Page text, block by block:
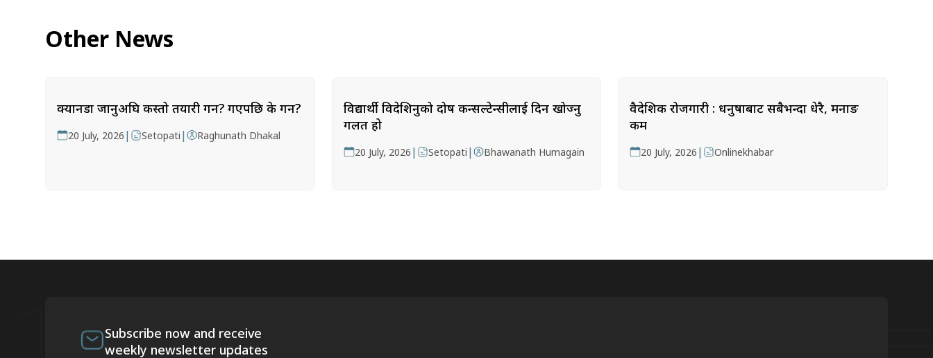
Other News
क्यानडा जानुअघि कस्तो तयारी गर्ने? गएपछि के गर्ने?
20 July, 2026 | Setopati | Raghunath Dhakal
विद्यार्थी विदेशिनुको दोष कन्सल्टेन्सीलाई दिन खोज्नु
गलत हो
20 July, 2026 | Setopati | Bhawanath Humagain
वैदेशिक रोजगारी : धनुषाबाट सबैभन्दा धेरै, मनाङ
कम
20 July, 2026 | Onlinekhabar
Subscribe now and receive
weekly newsletter updates